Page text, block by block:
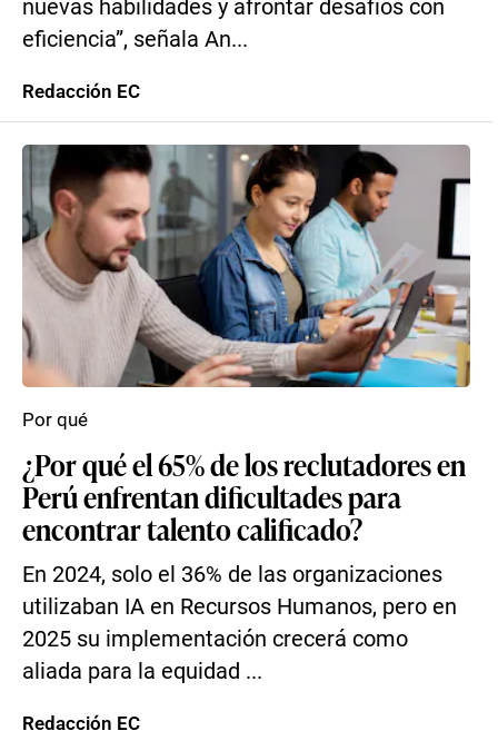
nuevas habilidades y afrontar desafíos con
eficiencia”, señala An...
Redacción EC
¿Por qué el 65% de los reclutadores en
Perú enfrentan dificultades para
encontrar talento calificado?
En 2024, solo el 36% de las organizaciones
utilizaban IA en Recursos Humanos, pero en
2025 su implementación crecerá como
aliada para la equidad ...
Por qué
Redacción EC